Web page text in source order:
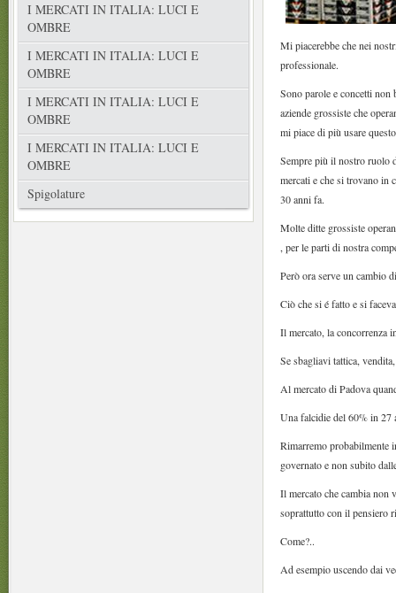
I MERCATI IN ITALIA: LUCI E
OMBRE
I MERCATI IN ITALIA: LUCI E
OMBRE
I MERCATI IN ITALIA: LUCI E
OMBRE
I MERCATI IN ITALIA: LUCI E
OMBRE
Spigolature
Mi piacerebbe che nei
professionale.
Sono parole e concetti non
aziende grossiste che
mi piace di più usare
Sempre più il nostro ruolo
mercati e che si trovano in
30 anni fa.
Molte ditte grossiste
, per le parti di nostra
Però ora serve un cambio
Ciò che si é fatto e si
Il mercato, la concorrenza
Se sbagliavi tattica,
Al mercato di Padova
Una falcidie del 60% in 27
Rimarremo probabilmente
governato e non subito
Il mercato che cambia non
soprattutto con il pensiero
Come?..
Ad esempio uscendo dai